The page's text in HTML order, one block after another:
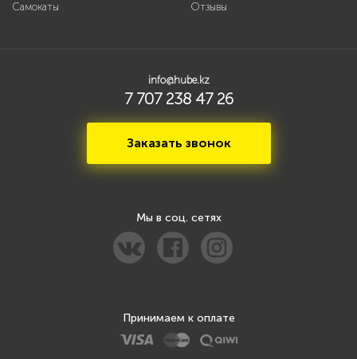
Самокаты
Отзывы
info@hube.kz
7 707 238 47 26
Заказать звонок
Мы в соц. сетях
Принимаем к оплате